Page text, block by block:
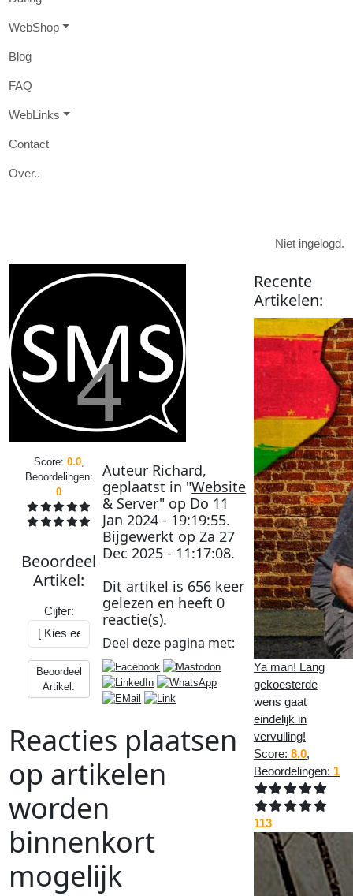
WebShop
Blog
FAQ
WebL inks
Contact
Over..
Niet ingelogd.
Score: 0.0,
Beoordelingen:
0
Beoordeel
Artikel:
Cijfer:
Beoordeel
Artikel:
Auteur Richard,
geplaatst in "Website
& Server" op Do 11
Jan 2024 - 19:19:55.
Bijgewerkt opZa 27
Dec 2025 - 11:17:08.
Dit artikel is 656 keer
gelezen en heeft0
reactie(s).
Deel deze pagina met:
Reacties plaatsen
op artikelen
worden
binnenkort
mogelijk
Recente
Artikelen:
Ya man! Lang
gekoesterde
wens gaat
eindelijk in
vervulling!
Score: 8.0,
Beoordelingen: 1
113